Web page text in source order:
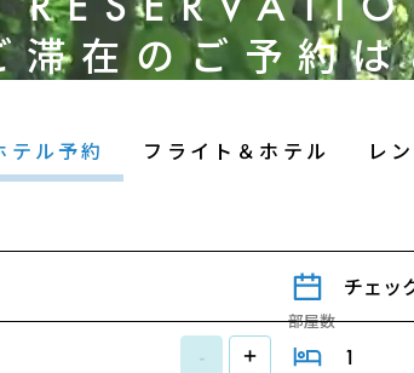
滞在のご予約は
テル予約 フライト＆ホテル レ
チェッ
- +
部屋数